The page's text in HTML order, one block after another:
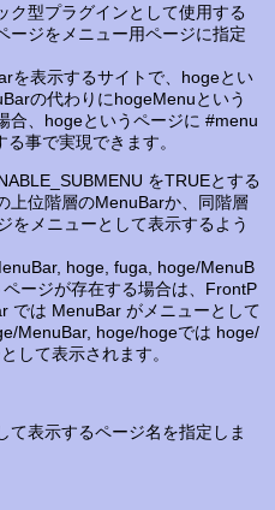
ク型プラグインとして使用する
ージをメニュー用ページに指定
を表示するサイトで、hogeとい
の代わりにhogeMenuという
合、hogeというページに #menu
事で実現できます。
をTRUEとする
上位階層のMenuBarか、同階層
をメニューとして表示するよう
hoge, fuga, hoge/MenuB
ージが存在する場合は、FrontP
では MenuBar がメニューとして
MenuBar, hoge/hogeでは hoge/
して表示されます。
て表示するページ名を指定しま